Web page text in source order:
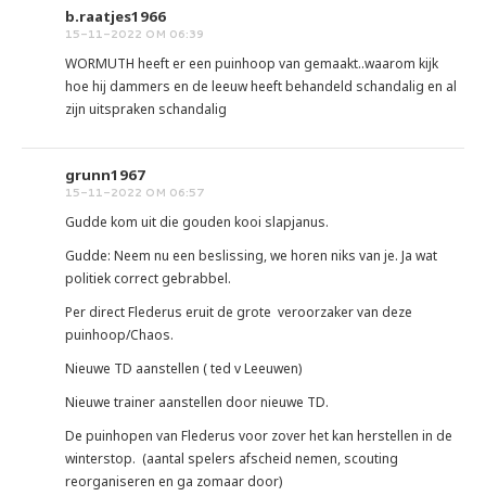
b.raatjes1966
15-11-2022 OM 06:39
WORMUTH heeft er een puinhoop van gemaakt..waarom kijk
hoe hij dammers en de leeuw heeft behandeld schandalig en al
zijn uitspraken schandalig
grunn1967
15-11-2022 OM 06:57
Gudde kom uit die gouden kooi slapjanus.
Gudde: Neem nu een beslissing, we horen niks van je. Ja wat
politiek correct gebrabbel.
Per direct Flederus eruit de grote veroorzaker van deze
puinhoop/Chaos.
Nieuwe TD aanstellen ( ted v Leeuwen)
Nieuwe trainer aanstellen door nieuwe TD.
De puinhopen van Flederus voor zover het kan herstellen in de
winterstop. (aantal spelers afscheid nemen, scouting
reorganiseren en ga zomaar door)